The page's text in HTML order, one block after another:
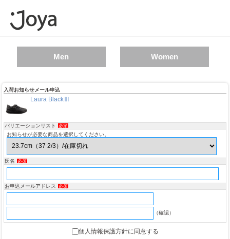
Men Women
入荷お知らせメール申込
Laura BlackⅢ
バリエーションリスト 必須
お知らせが必要な商品を選択してください。
氏名 必須
お申込メールアドレス 必須
（確認）
個人情報保護方針に同意する